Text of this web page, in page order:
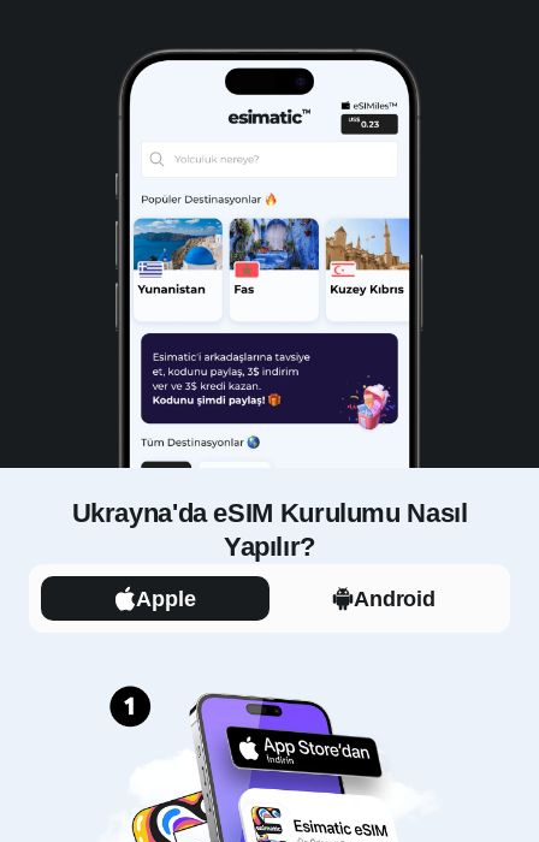
Ukrayna'da eSIM Kurulumu Nasıl
Yapılır?
Apple Android